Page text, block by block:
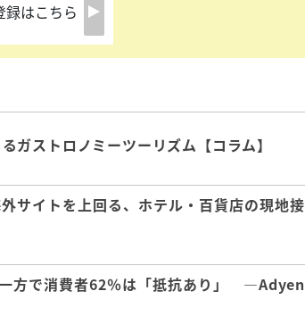
はこちら
ガストロノミーツーリズム【コラム】
サイトを上回る、ホテル・百貨店の現地接
方で消費者62％は「抵抗あり」 ―Adyen